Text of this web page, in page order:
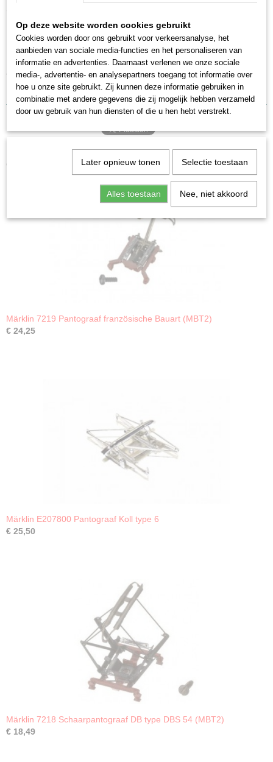
Productcode leverancier
Schaal
Staat
Nieuw
Märklin E220433 Pantograaf Koll type
23
Ook interessant
Märklin 7219 Pantograaf französische Bauart (MBT2)
€ 24,25
Märklin E207800 Pantograaf Koll type 6
€ 25,50
Märklin 7218 Schaarpantograaf DB type DBS 54 (MBT2)
€ 18,49
Op deze website worden cookies gebruikt
Cookies worden door ons gebruikt voor verkeersanalyse, het
aanbieden van sociale media-functies en het personaliseren van
informatie en advertenties. Daarnaast verlenen we onze sociale
media-, advertentie- en analysepartners toegang tot informatie over
hoe u onze site gebruikt. Zij kunnen deze informatie gebruiken in
combinatie met andere gegevens die zij mogelijk hebben verzameld
door uw gebruik van hun diensten of die u hen hebt verstrekt.
Later opnieuw tonen Selectie toestaan
Alles toestaan Nee, niet akkoord